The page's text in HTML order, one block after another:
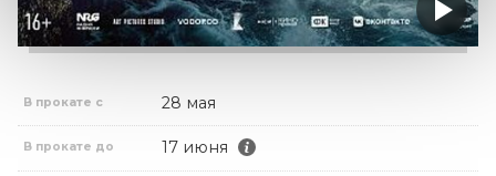
В прокате с 28 мая
В прокате до 17 июня